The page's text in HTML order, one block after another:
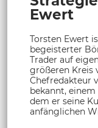
Ewert
Torsten Ewert
begeisterter
Trader auf
größeren Kreis
Chefredakteur
bekannt,
dem er seine
anfänglichen